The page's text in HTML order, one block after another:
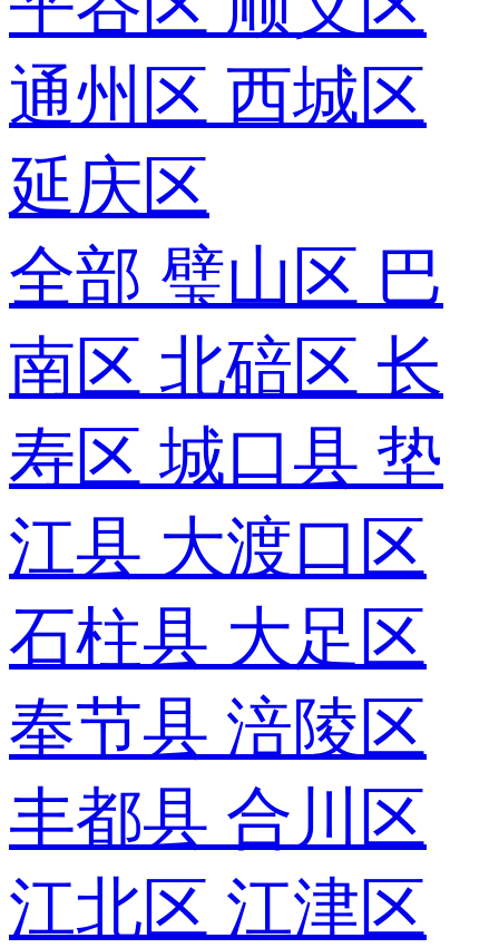
通州区 西城区
延庆区
全部 璧山区 巴
南区 北碚区 长
寿区 城口县 垫
江县 大渡口区
石柱县 大足区
奉节县 涪陵区
丰都县 合川区
江北区 江津区